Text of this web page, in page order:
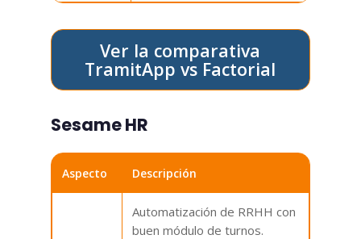
Ver la comparativa
TramitApp vs Factorial
Sesame HR
Aspecto Descripción
Automatización de RRHH con
buen módulo de turnos.